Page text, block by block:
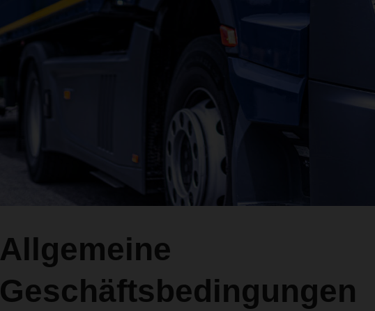
Allgemeine
Geschäftsbedingungen